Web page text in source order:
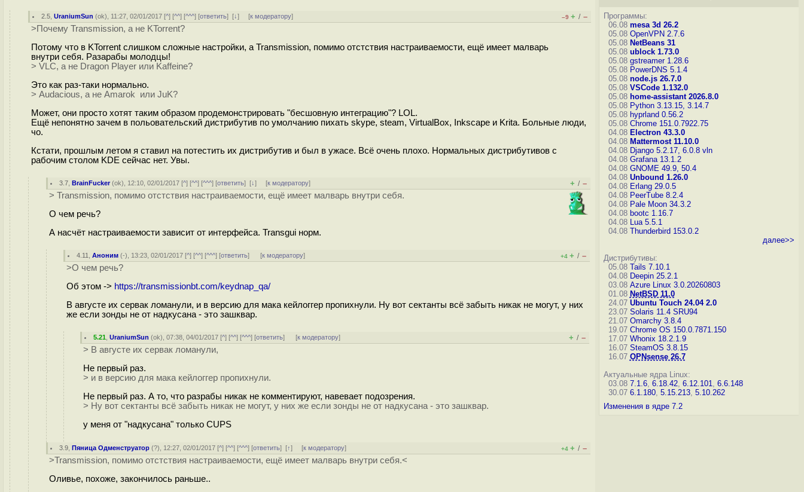
2.5 ,UraniumSun (ok), 11:27, 02/01/2017 [^] [^^] [^^^] [ответить][↓] [к модератору] –9 + / –
>Почему Transmission, а не KTorrent?
Потому что в KTorrent слишком сложные настройки, а Transmission, помимо отстствия настраиваемости, ещё имеет малварь
внутри себя. Разарабы молодцы!
> VLC, а не Dragon Player или Kaffeine?
Это как раз-таки нормально.
> Audacious, а не Amarok или JuK?
Может, они просто хотят таким образом продемонстрировать "бесшовную интеграцию"? LOL.
Ещё непонятно зачем в польовательский дистрибутив по умолчанию пихать skype, steam, VirtualBox, Inkscape и Krita. Больные люди,
чо.
Кстати, прошлым летом я ставил на потестить их дистрибутив и был в ужасе. Всё очень плохо. Нормальных дистрибутивов с
рабочим столом KDE сейчас нет. Увы.
3.7 ,BrainFucker(ok), 12:10, 02/01/2017 [^] [^^] [^^^] [ответить][↓] [к модератору] + / –
> Transmission, помимо отстствия настраиваемости, ещё имеет малварь внутри себя.
О чем речь?
А насчёт настраиваемости зависит от интерфейса. Transgui норм.
4.11 ,Аноним (-), 13:23, 02/01/2017 [^] [^^] [^^^] [ответить] [к модератору] +4 + / –
>О чем речь?
Об этом -> https://transmissionbt.com/keydnap_qa/
В августе их сервак ломанули, и в версию для мака кейлоггер пропихнули. Ну вот сектанты всё забыть никак не могут, у них
же если зонды не от надкусана - это зашквар.
5.21 ,UraniumSun (ok), 07:38, 04/01/2017 [^] [^^] [^^^] [ответить] [к модератору] + / –
> В августе их сервак ломанули,
Не первый раз.
> и в версию для мака кейлоггер пропихнули.
Не первый раз. А то, что разрабы никак не комментируют, навевает подозрения.
> Ну вот сектанты всё забыть никак не могут, у них же если зонды не от надкусана - это зашквар.
у меня от "надкусана" только CUPS
3.9 ,Пяница Одменструатор (?), 12:27, 02/01/2017 [^] [^^] [^^^] [ответить][↑] [к модератору] +4 + / –
>Transmission, помимо отстствия настраиваемости, ещё имеет малварь внутри себя.<
Оливье, похоже, закончилось раньше..
Программы:
06.08 mesa 3d 26.2
05.08 OpenVPN 2.7.6
05.08 NetBeans 31
05.08 ublock 1.73.0
05.08 gstreamer 1.28.6
05.08 PowerDNS 5.1.4
05.08 node.js 26.7.0
05.08 VSCode 1.132.0
05.08 home-assistant 2026.8.0
05.08 Python 3.13.15, 3.14.7
05.08 hyprland 0.56.2
05.08 Chrome 151.0.7922.75
04.08 Electron 43.3.0
04.08 Mattermost 11.10.0
04.08 Django 5.2.17, 6.0.8 vln
04.08 Grafana 13.1.2
04.08 GNOME 49.9, 50.4
04.08 Unbound 1.26.0
04.08 Erlang 29.0.5
04.08 PeerTube 8.2.4
04.08 Pale Moon 34.3.2
04.08 bootc 1.16.7
04.08 Lua 5.5.1
04.08 Thunderbird 153.0.2
далее>>
Дистрибутивы:
05.08 Tails 7.10.1
04.08 Deepin 25.2.1
03.08 Azure Linux 3.0.20260803
01.08 NetBSD 11.0
24.07 Ubuntu Touch 24.04 2.0
23.07 Solaris 11.4 SRU94
21.07 Omarchy 3.8.4
19.07 Chrome OS 150.0.7871.150
17.07 Whonix 18.2.1.9
16.07 SteamOS 3.8.15
16.07 OPNsense 26.7
Актуальные ядра Linux:
03.08 7.1.6, 6.18.42, 6.12.101, 6.6.148
30.07 6.1.180, 5.15.213, 5.10.262
Изменения в ядре 7.2